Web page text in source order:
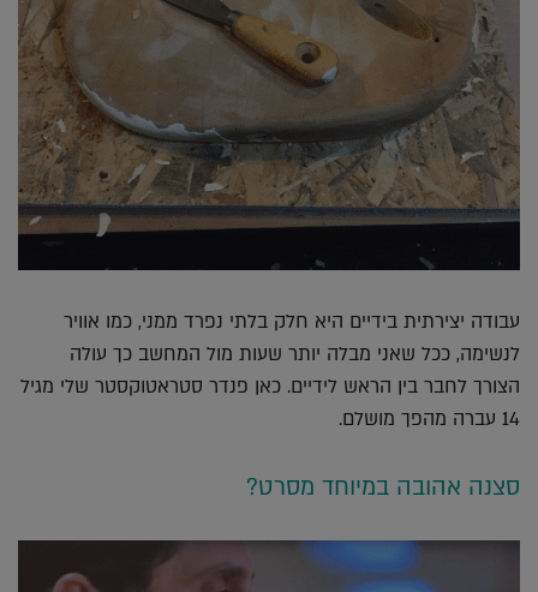
עבודה יצירתית בידיים היא חלק בלתי נפרד ממני, כמו אוויר
לנשימה, ככל שאני מבלה יותר שעות מול המחשב כך עולה
הצורך לחבר בין הראש לידיים. כאן פנדר סטראטוקסטר שלי מגיל
14 עברה מהפך מושלם.
סצנה אהובה במיוחד מסרט?